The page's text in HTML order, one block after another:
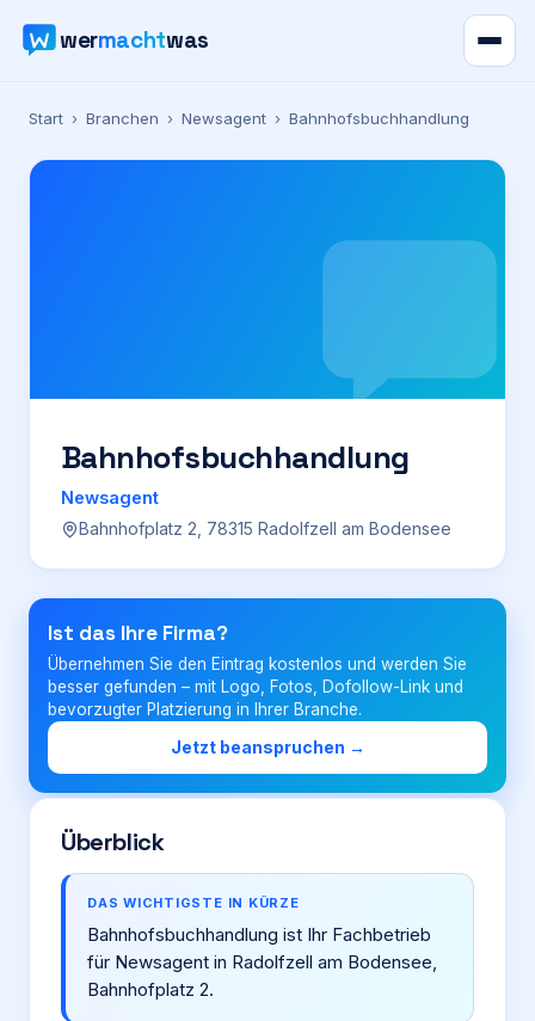
wermachtwas
Verzeichnis
Karte
Preise
Für Firmen
Login
Firma eintragen
Start › Branchen › Newsagent › Bahnhofsbuchhandlung
Bahnhofsbuchhandlung
Newsagent
Bahnhofplatz 2, 78315 Radolfzell am Bodensee
Ist das Ihre Firma?
Übernehmen Sie den Eintrag kostenlos und werden Sie
besser gefunden – mit Logo, Fotos, Dofollow-Link und
bevorzugter Platzierung in Ihrer Branche.
Jetzt beanspruchen →
Überblick
DAS WICHTIGSTE IN KÜRZE
Bahnhofsbuchhandlung ist Ihr Fachbetrieb
für Newsagent in Radolfzell am Bodensee,
Bahnhofplatz 2.